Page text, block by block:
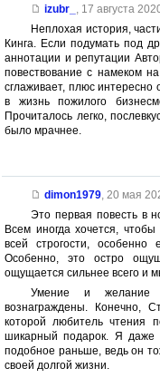
izubr_ , 17 августа
Неплохая история,
Кинга. Если подумать под
аннотации и репутации
повествование с намеком
сглаживает, плюс интересно
в жизнь пожилого
Прочиталось легко,
было мрачнее.
dimon1979, 20 мая
Это первая повесть в
Всем иногда хочется,
всей строгости, особенно
Особенно, это остро
ощущается сильнее всего и
Умение и желание
вознаграждены. Конечно,
которой любитель чтения
шикарный подарок. Я даже
подобное раньше, ведь он
своей долгой жизни.